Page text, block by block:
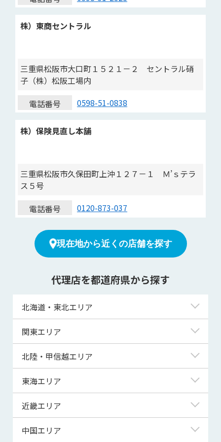
株）東商セントラル
三重県松阪市大口町１５２１－２ セントラル硝
子（株）松阪工場内
電話番号
0598-51-0838
株）保険見直し本舗
三重県松阪市久保田町上沖１２７－１ Ｍ’ｓテラ
ス５号
電話番号
0120-873-037
現在地から近くの店舗を探す
代理店を都道府県から探す
北海道・東北エリア
北海道
青森県
宮城県
秋田県
関東エリア
東京都
神奈川県
埼玉県
千葉県
北陸・甲信越エリア
新潟県
富山県
東海エリア
岐阜県
静岡県
近畿エリア
滋賀県
中国エリア